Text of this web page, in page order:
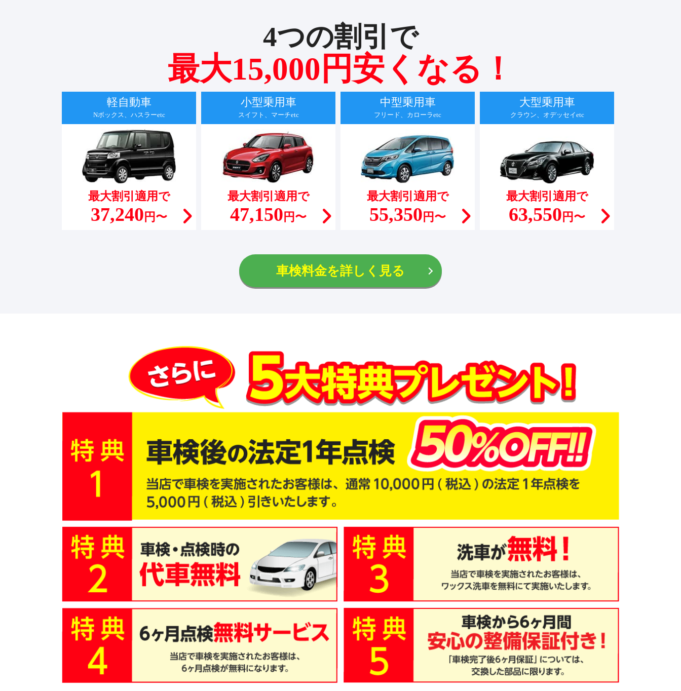
4つの割引で
最大15,000円安くなる！
軽自動車
Nボックス、ハスラーetc
最大割引適用で
37,240 円〜
小型乗用車
スイフト、マーチetc
最大割引適用で
47,150 円〜
中型乗用車
フリード、カローラetc
最大割引適用で
55,350 円〜
大型乗用車
クラウン、オデッセイetc
最大割引適用で
63,550 円〜
車検料金を詳しく見る